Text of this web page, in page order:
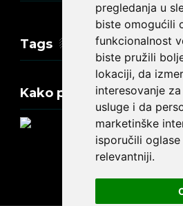
pregledanja u
biste omogućili
funkcionalnost
biste pružili
lokaciji, da
interesovanje
usluge i da
marketinške
isporučili
relevantniji.
Tags
Kako promeniti tekst na
Update cookies preferences